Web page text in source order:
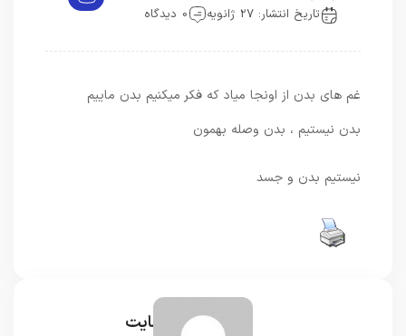
تاریخ انتشار: 27 ژانویه
0 دیدگاه
غم های بدن از اونجا میاد که فکر میکنیم بدن ماییم
بدن نیستیم ، بدن وصله بهمون
نیستیم بدن و جسد
مدیر سایت